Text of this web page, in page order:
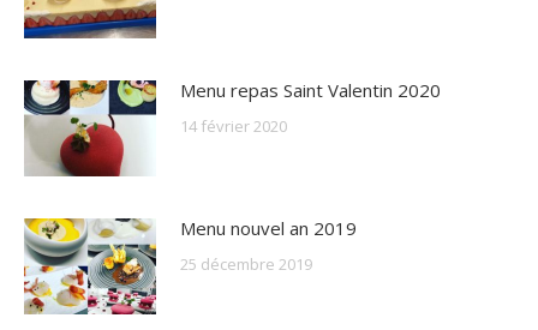
Menu repas Saint Valentin 2020
14 février 2020
Menu nouvel an 2019
25 décembre 2019